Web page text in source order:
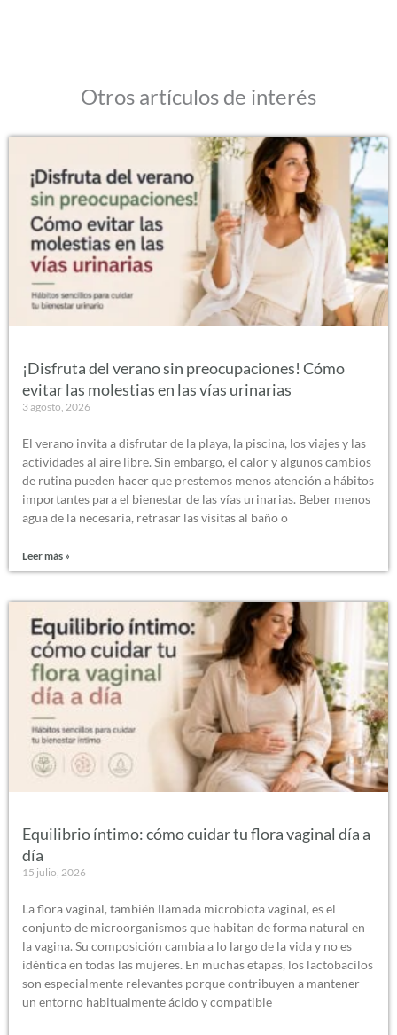
Otros artículos de interés
¡Disfruta del verano sin preocupaciones! Cómo
evitar las molestias en las vías urinarias
3 agosto, 2026
El verano invita a disfrutar de la playa, la piscina, los viajes y las
actividades al aire libre. Sin embargo, el calor y algunos cambios
de rutina pueden hacer que prestemos menos atención a hábitos
importantes para el bienestar de las vías urinarias. Beber menos
agua de la necesaria, retrasar las visitas al baño o
Leer más »
Equilibrio íntimo: cómo cuidar tu flora vaginal día a
día
15 julio, 2026
La flora vaginal, también llamada microbiota vaginal, es el
conjunto de microorganismos que habitan de forma natural en
la vagina. Su composición cambia a lo largo de la vida y no es
idéntica en todas las mujeres. En muchas etapas, los lactobacilos
son especialmente relevantes porque contribuyen a mantener
un entorno habitualmente ácido y compatible